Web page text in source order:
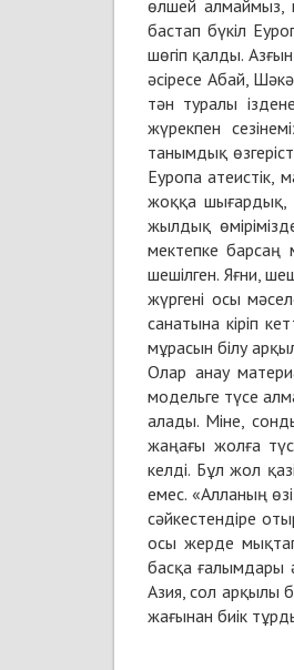
өлшей алмаймыз,
бастап бүкіл
шөгіп қалды.
әсіресе Абай,
тән туралы
жүрекпен
танымдық
Еуропа атеистік,
жоққа шығардық,
жылдық
мектепке барсаң
шешілген. Яғни,
жүргені осы
санатына кіріп
мұрасын білу
Олар анау
модельге түсе
алады. Міне,
жаңағы жолға
келді. Бұл жол
емес. «Алланың
сәйкестендіре
осы жерде
басқа ғалымдары
Азия, сол арқылы
жағынан биік